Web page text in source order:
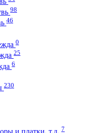
98
46
0
25
6
230
и платки, т.д. 7